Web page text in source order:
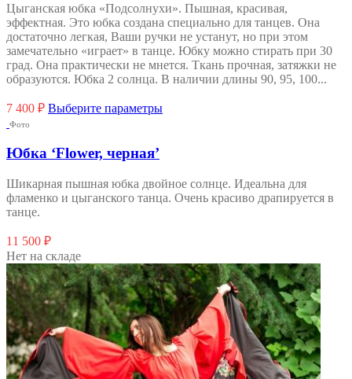
Цыганская юбка «Подсолнухи». Пышная, красивая,
эффектная. Это юбка создана специально для танцев. Она
достаточно легкая, Ваши ручки не устанут, но при этом
замечательно «играет» в танце. Юбку можно стирать при 30
град. Она практически не мнется. Ткань прочная, затяжки не
образуются. Юбка 2 солнца. В наличии длины 90, 95, 100...
7 400 ₽ Выберите параметрыЭтот
можно
выбрать
Фото
Юбка ‘Flower, черная’
Шикарная пышная юбка двойное солнце. Идеальна для
фламенко и цыганского танца. Очень красиво драпируется в
танце.
11 500 ₽
Нет на складе